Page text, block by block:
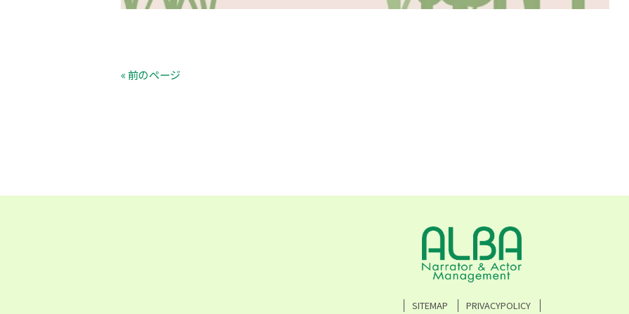
« 前のページ
SITEMAP PRIVACYPOLICY